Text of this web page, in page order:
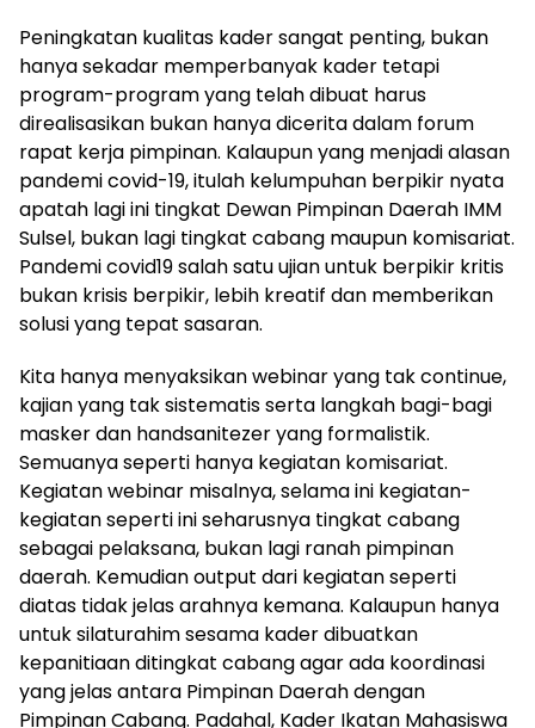
Peningkatan kualitas kader sangat penting, bukan
hanya sekadar memperbanyak kader tetapi
program-program yang telah dibuat harus
direalisasikan bukan hanya dicerita dalam forum
rapat kerja pimpinan. Kalaupun yang menjadi alasan
pandemi covid-19, itulah kelumpuhan berpikir nyata
apatah lagi ini tingkat Dewan Pimpinan Daerah IMM
Sulsel, bukan lagi tingkat cabang maupun komisariat.
Pandemi covid19 salah satu ujian untuk berpikir kritis
bukan krisis berpikir, lebih kreatif dan memberikan
solusi yang tepat sasaran.
Kita hanya menyaksikan webinar yang tak continue,
kajian yang tak sistematis serta langkah bagi-bagi
masker dan handsanitezer yang formalistik.
Semuanya seperti hanya kegiatan komisariat.
Kegiatan webinar misalnya, selama ini kegiatan-
kegiatan seperti ini seharusnya tingkat cabang
sebagai pelaksana, bukan lagi ranah pimpinan
daerah. Kemudian output dari kegiatan seperti
diatas tidak jelas arahnya kemana. Kalaupun hanya
untuk silaturahim sesama kader dibuatkan
kepanitiaan ditingkat cabang agar ada koordinasi
yang jelas antara Pimpinan Daerah dengan
Pimpinan Cabang. Padahal, Kader Ikatan Mahasiswa